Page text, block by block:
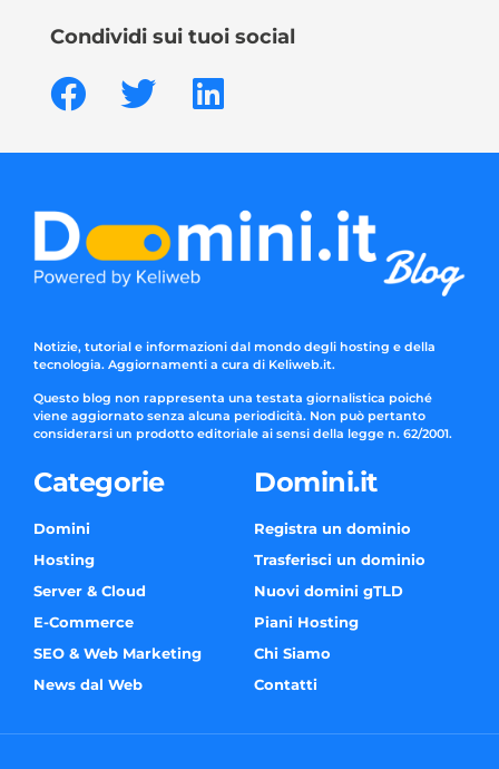
Condividi sui tuoi social
Notizie, tutorial e informazioni dal mondo degli hosting e della
tecnologia. Aggiornamenti a cura di Keliweb.it.
Questo blog non rappresenta una testata giornalistica poiché
viene aggiornato senza alcuna periodicità. Non può pertanto
considerarsi un prodotto editoriale ai sensi della legge n. 62/2001.
Categorie
Domini
Hosting
Server & Cloud
E-Commerce
SEO & Web Marketing
News dal Web
Domini.it
Registra un dominio
Trasferisci un dominio
Nuovi domini gTLD
Piani Hosting
Chi Siamo
Contatti